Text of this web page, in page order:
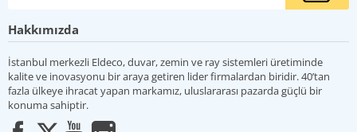
Hakkımızda
İstanbul merkezli Eldeco, duvar, zemin ve ray sistemleri üretiminde
kalite ve inovasyonu bir araya getiren lider firmalardan biridir. 40’tan
fazla ülkeye ihracat yapan markamız, uluslararası pazarda güçlü bir
konuma sahiptir.